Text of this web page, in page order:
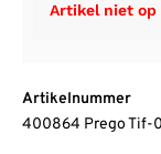
Artikel niet op
Artikelnummer
400864 Prego Tif-